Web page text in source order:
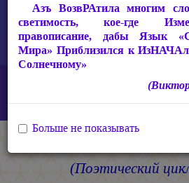
СакРАльная Поэзия Матери
Памяти Бальмонта(Поэтический
(Поэтический
Азъ ВозвРАтила многим
светимость, кое-где
правописание, дабы Язык
Мира» Приблизился к
Солнечному»
Больше не показывать